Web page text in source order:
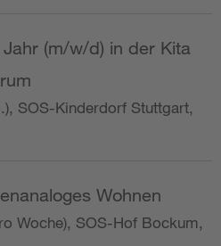
(m/w/d) in der Kita
SOS-Kinderdorf Stuttgart,
Wohnen
Woche), SOS-Hof Bockum,